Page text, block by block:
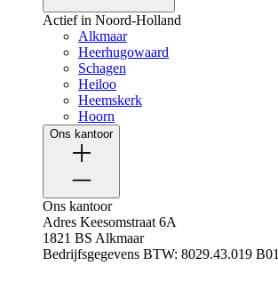
Actief in Noord-Holland
Alkmaar
Heerhugowaard
Schagen
Heiloo
Heemskerk
Hoorn
Ons kantoor
Ons kantoor
Adres Keesomstraat 6A
1821 BS Alkmaar
Bedrijfsgegevens BTW: 8029.43.019 B01